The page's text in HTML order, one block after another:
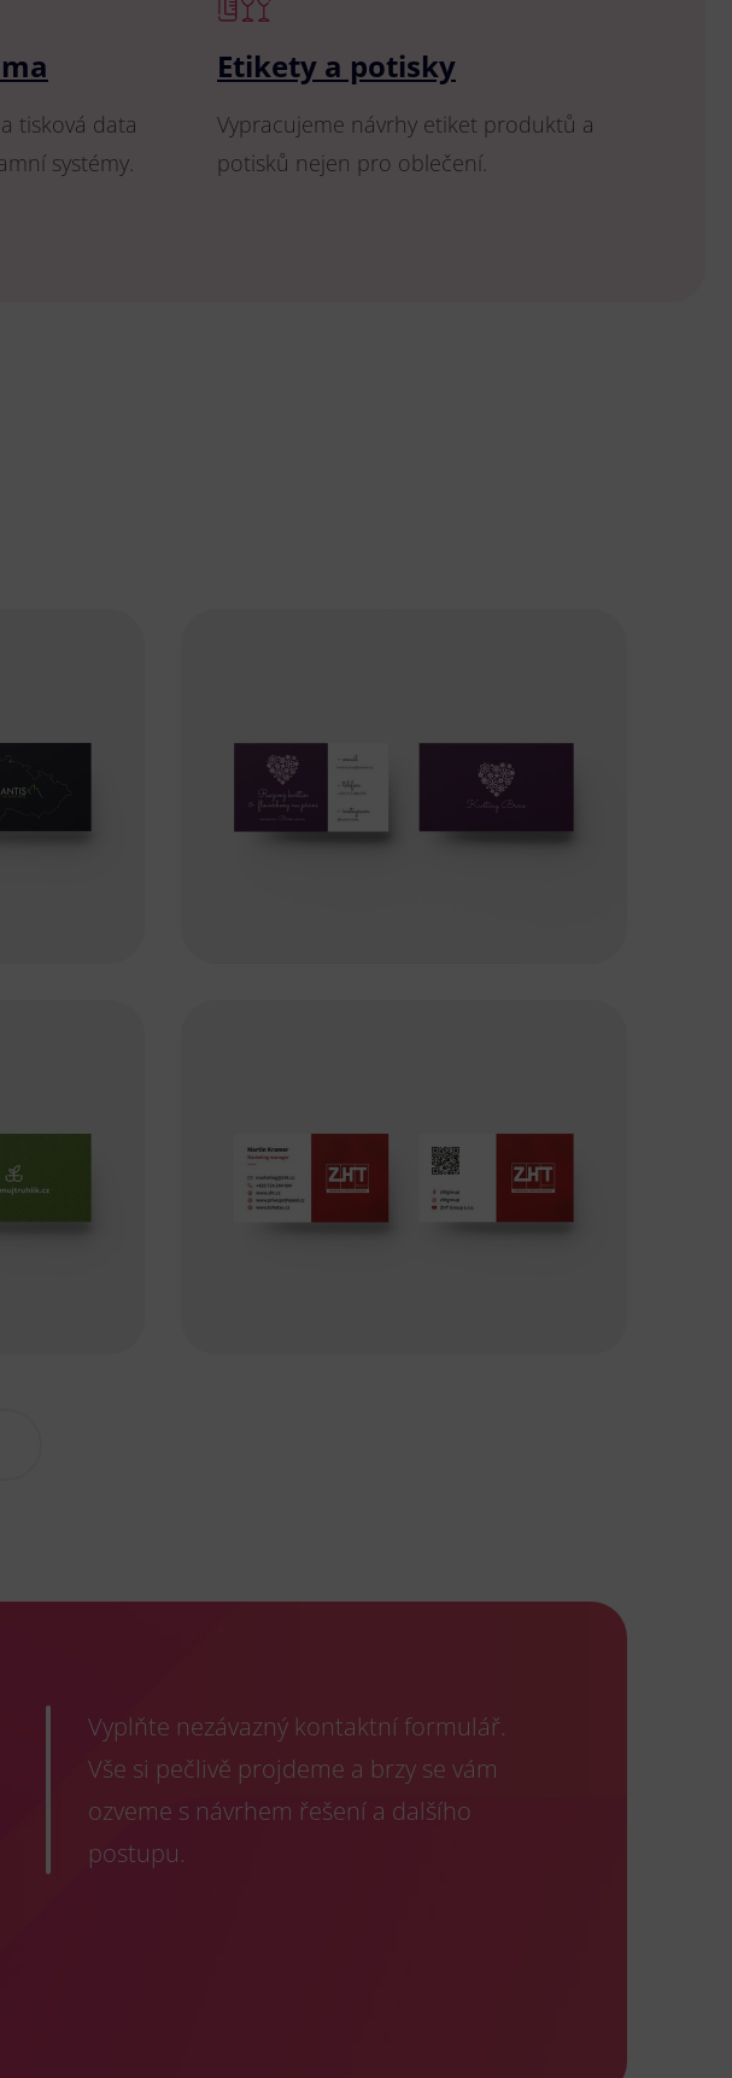
tisková data
systémy.
Etikety a potisky
Vypracujeme návrhy etiket produktů a
potisků nejen pro oblečení.
Vyplňte nezávazný kontaktní formulář.
Vše si pečlivě projdeme a brzy se vám
ozveme s návrhem řešení a dalšího
postupu.